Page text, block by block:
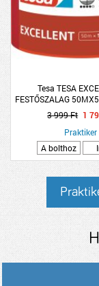
Tesa TESA
FESTŐSZALAG
56547-
3 999 Ft 1
Praktiker
A bolthoz